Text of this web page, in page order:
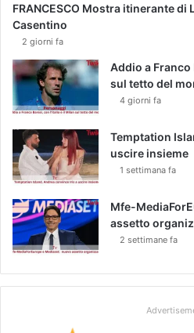
FRANCESCO Mostra itinerante di
Casentino
2 giorni fa
Addio a Franco
sul tetto del
4 giorni fa
Temptation
uscire insieme
1 settimana fa
Mfe-
assetto
2 settimane fa